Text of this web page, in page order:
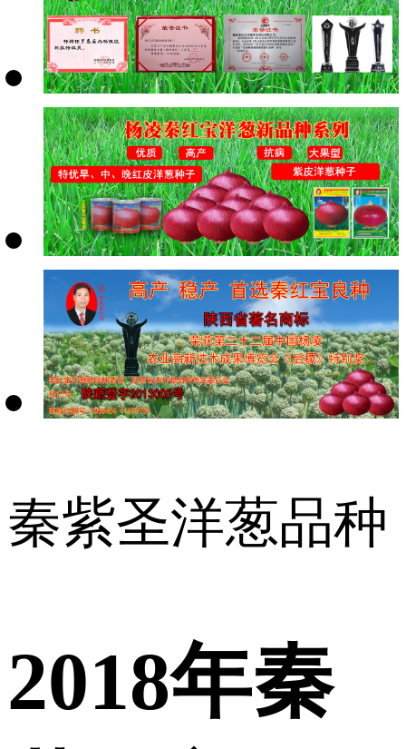
秦紫圣洋葱品种
2018年秦